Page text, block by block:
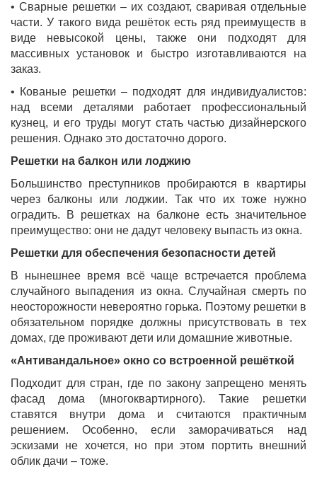
• Сварные решетки – их создают, сваривая отдельные
части. У такого вида решёток есть ряд преимуществ в
виде невысокой цены, также они подходят для
массивных установок и быстро изготавливаются на
заказ.
• Кованые решетки – подходят для индивидуалистов:
над всеми деталями работает профессиональный
кузнец, и его труды могут стать частью дизайнерского
решения. Однако это достаточно дорого.
Решетки на балкон или лоджию
Большинство преступников пробираются в квартиры
через балконы или лоджии. Так что их тоже нужно
оградить. В решетках на балконе есть значительное
преимущество: они не дадут человеку выпасть из окна.
Решетки для обеспечения безопасности детей
В нынешнее время всё чаще встречается проблема
случайного выпадения из окна. Случайная смерть по
неосторожности невероятно горька. Поэтому решетки в
обязательном порядке должны присутствовать в тех
домах, где проживают дети или домашние животные.
«Антивандальное» окно со встроенной решёткой
Подходит для стран, где по закону запрещено менять
фасад дома (многоквартирного). Такие решетки
ставятся внутри дома и считаются практичным
решением. Особенно, если заморачиваться над
эскизами не хочется, но при этом портить внешний
облик дачи – тоже.